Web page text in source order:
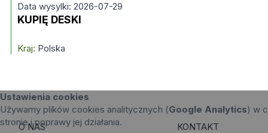
Data wysylki: 2026-07-29
KUPIĘ DESKI
Kraj: Polska
Ustawienia cookies
Używamy plików cookies analitycznych (Google Analytics) w
stronie i poprawy jej działania.
O NAS
KONTAKT